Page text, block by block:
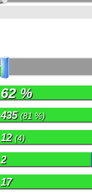
62 %
435(81 %)
12(4)
2
17